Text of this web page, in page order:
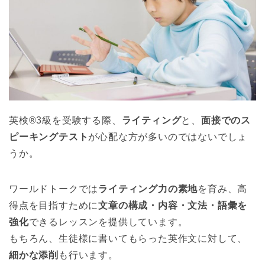
英検®3級を受験する際、 ライティングと、面接でのス
ピーキングテスト が心配な方が多いのではないでしょ
うか。
ワールドトークではライティング力の素地を育み、高
得点を目指すために文章の構成・内容・文法・語彙を
強化できるレッスンを提供しています。
もちろん、生徒様に書いてもらった英作文に対して、
細かな添削 も行います。